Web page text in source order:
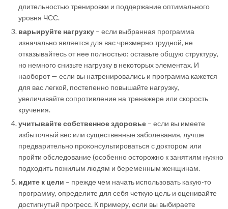
длительностью тренировки и поддержание оптимального
уровня ЧСС.
варьируйте нагрузку– если выбранная программа
изначально является для вас чрезмерно трудной, не
отказывайтесь от нее полностью: оставьте общую структуру,
но немного снизьте нагрузку в некоторых элементах. И
наоборот — если вы натренировались и программа кажется
для вас легкой, постепенно повышайте нагрузку,
увеличивайте сопротивление на тренажере или скорость
кручения.
учитывайте собственное здоровье– если вы имеете
избыточный вес или существенные заболевания, лучше
предварительно проконсультироваться с доктором или
пройти обследование (особенно осторожно к занятиям нужно
подходить пожилым людям и беременным женщинам.
идите к цели – прежде чем начать использовать какую-то
программу, определите для себя четкую цель и оценивайте
достигнутый прогресс. К примеру, если вы выбираете